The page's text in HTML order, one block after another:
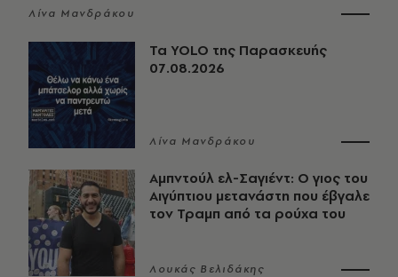
Λίνα Μανδράκου
Τα YOLO της Παρασκευής
07.08.2026
Λίνα Μανδράκου
Αμπντούλ ελ-Σαγιέντ: Ο γιος του
Αιγύπτιου μετανάστη που έβγαλε
τον Τραμπ από τα ρούχα του
Λουκάς Βελιδάκης